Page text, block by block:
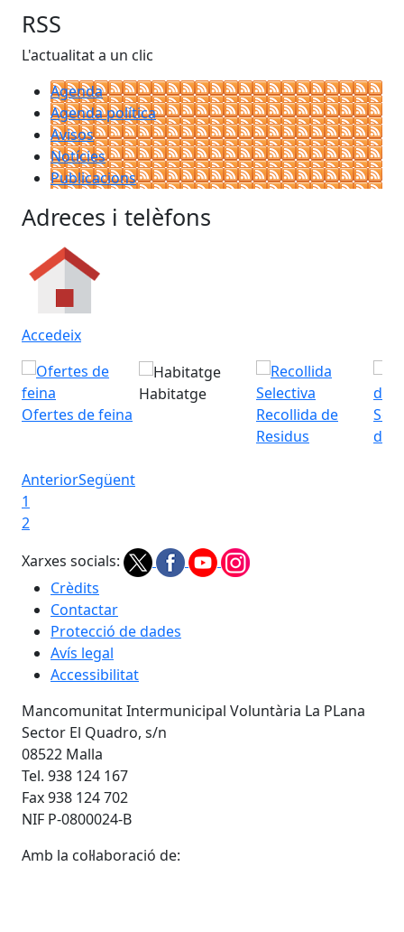
RSS
L'actualitat a un clic
Agenda
Agenda política
Avisos
Notícies
Publicacions
Adreces i telèfons
Accedeix
Ofertes de feina
Habitatge
Recollida de
Residus
AnteriorSegüent
1
2
Xarxes socials:
Crèdits
Contactar
Protecció de dades
Avís legal
Accessibilitat
Mancomunitat Intermunicipal Voluntària La PLana
Sector El Quadro, s/n
08522 Malla
Tel. 938 124 167
Fax 938 124 702
NIF P-0800024-B
Amb la col·laboració de: